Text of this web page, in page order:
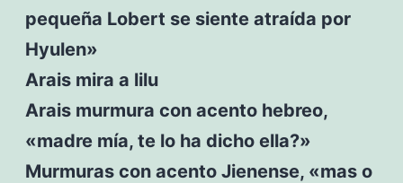
pequeña Lobert se siente atraída por
Hyulen»
Arais mira a lilu
Arais murmura con acento hebreo,
«madre mía, te lo ha dicho ella?»
Murmuras con acento Jienense, «mas o